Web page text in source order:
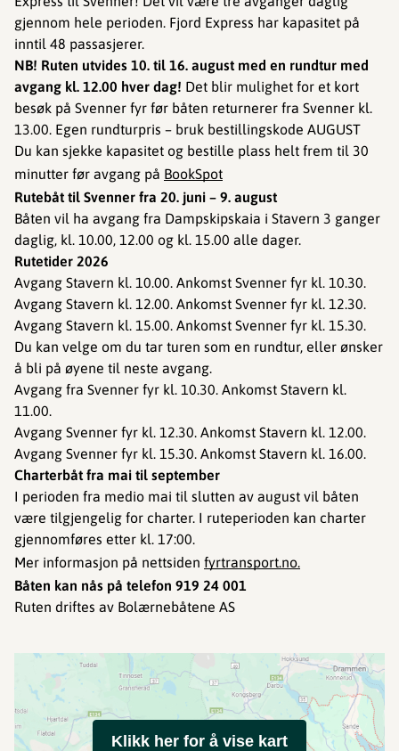
gjennom hele perioden. Fjord Express har kapasitet på
inntil 48 passasjerer.
NB! Ruten utvides 10. til 16. august med en rundtur med
avgang kl. 12.00 hver dag! Det blir mulighet for et kort
besøk på Svenner fyr før båten returnerer fra Svenner kl.
13.00. Egen rundturpris – bruk bestillingskode AUGUST
Du kan sjekke kapasitet og bestille plass helt frem til 30
minutter før avgang på BookSpot
Rutebåt til Svenner fra 20. juni – 9. august
Båten vil ha avgang fra Dampskipskaia i Stavern 3 ganger
daglig, kl. 10.00, 12.00 og kl. 15.00 alle dager.
Rutetider 2026
Avgang Stavern kl. 10.00. Ankomst Svenner fyr kl. 10.30.
Avgang Stavern kl. 12.00. Ankomst Svenner fyr kl. 12.30.
Avgang Stavern kl. 15.00. Ankomst Svenner fyr kl. 15.30.
Du kan velge om du tar turen som en rundtur, eller ønsker
å bli på øyene til neste avgang.
Avgang fra Svenner fyr kl. 10.30. Ankomst Stavern kl.
11.00.
Avgang Svenner fyr kl. 12.30. Ankomst Stavern kl. 12.00.
Avgang Svenner fyr kl. 15.30. Ankomst Stavern kl. 16.00.
Charterbåt fra mai til september
I perioden fra medio mai til slutten av august vil båten
være tilgjengelig for charter. I ruteperioden kan charter
gjennomføres etter kl. 17:00.
Mer informasjon på nettsiden fyrtransport.no.
Båten kan nås på telefon 919 24 001
Ruten driftes av Bolærnebåtene AS
Klikk her for å vise kart